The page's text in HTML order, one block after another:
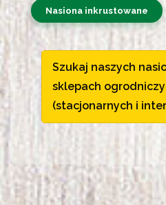
Nasiona inkrustowane
Szukaj naszych
sklepach
(stacjonarnych i